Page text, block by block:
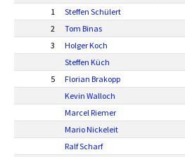
1 Steffen Schülert
2
Tom Binas
3
Holger Koch
Steffen Küch
5
Florian Brakopp
Kevin Walloch
Marcel Riemer
Mario Nickeleit
Ralf Scharf